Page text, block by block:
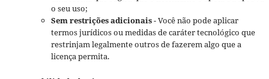
o seu uso;
Sem restrições adicionais- Você não pode aplicar
termos jurídicos ou medidas de caráter tecnológico que
restrinjam legalmente outros de fazerem algo que a
licença permita.